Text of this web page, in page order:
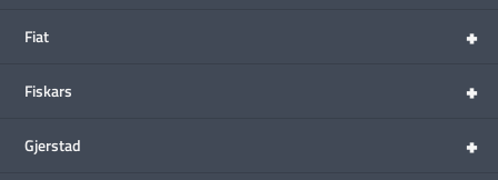
+
Fiat
+
Fiskars
+
Gjerstad